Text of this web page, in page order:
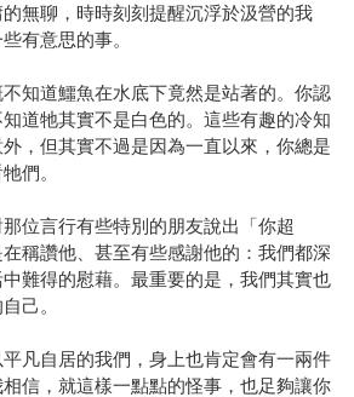
無聊，時時刻刻提醒沉浮於汲營的我
有意思的事。
知道鱷魚在水底下竟然是站著的。你認
道牠其實不是白色的。這些有趣的冷知
，但其實不過是因為一直以來，你總是
們。
位言行有些特別的朋友說出「你超
稱讚他、甚至有些感謝他的：我們都深
難得的慰藉。最重要的是，我們其實也
己。
凡自居的我們，身上也肯定會有一兩件
相信，就這樣一點點的怪事，也足夠讓你